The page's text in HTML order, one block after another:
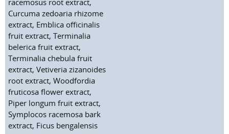
Curcuma zedoaria rhizome
extract, Emblica officinalis
fruit extract, Terminalia
belerica fruit extract,
Terminalia chebula fruit
extract, Vetiveria zizanoides
root extract, Woodfordia
fruticosa flower extract,
Piper longum fruit extract,
Symplocos racemosa bark
extract, Ficus bengalensis